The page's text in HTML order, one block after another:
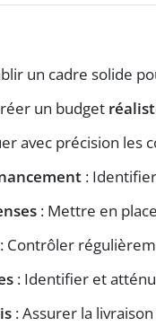
un cadre solide
un budget
avec précision les
:
: Mettre en
: Contrôler
: Identifier et
: Assurer la